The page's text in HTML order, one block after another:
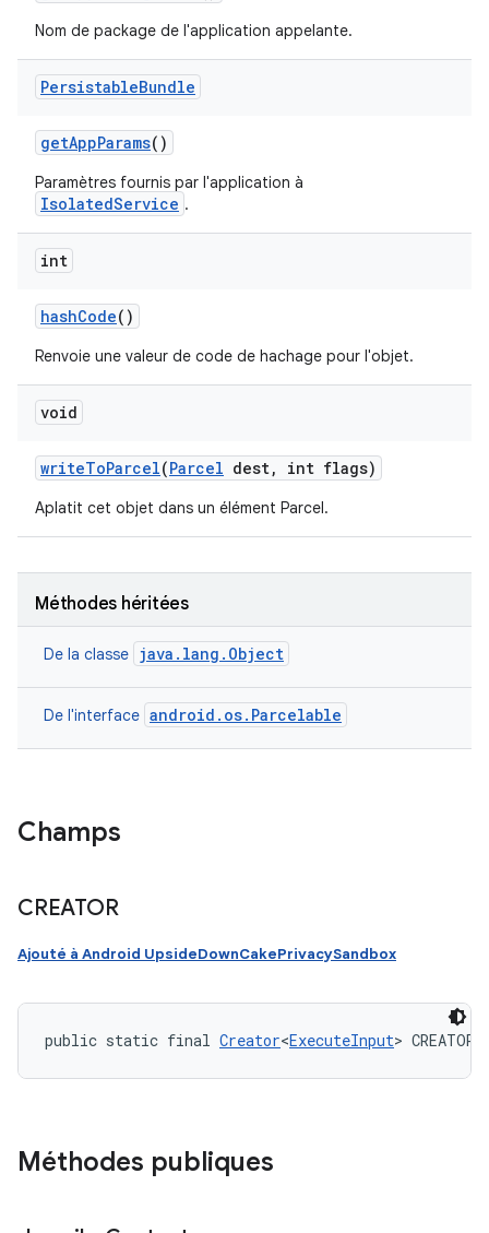
Nom de package de l'application appelante.
PersistableBundle
getAppParams()
Paramètres fournis par l'application à
IsolatedService .
int
hashCode()
Renvoie une valeur de code de hachage pour l'objet.
void
writeToParcel(Parcel dest, int flags)
Aplatit cet objet dans un élément Parcel.
Méthodes héritées
De la classe java.lang.Object
De l'interface android.os.Parcelable
Champs
CREATOR
Ajouté à Android UpsideDownCakePrivacySandbox
public static final Creator<ExecuteInput> CREATOR
Méthodes publiques